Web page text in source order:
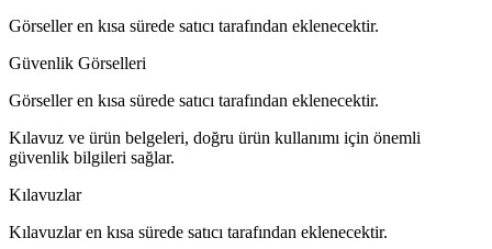
Görseller en kısa sürede satıcı tarafından eklenecektir.
Güvenlik Görselleri
Görseller en kısa sürede satıcı tarafından eklenecektir.
Kılavuz ve ürün belgeleri, doğru ürün kullanımı için önemli
güvenlik bilgileri sağlar.
Kılavuzlar
Kılavuzlar en kısa sürede satıcı tarafından eklenecektir.